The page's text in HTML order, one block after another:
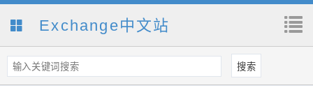
Exchange中文站